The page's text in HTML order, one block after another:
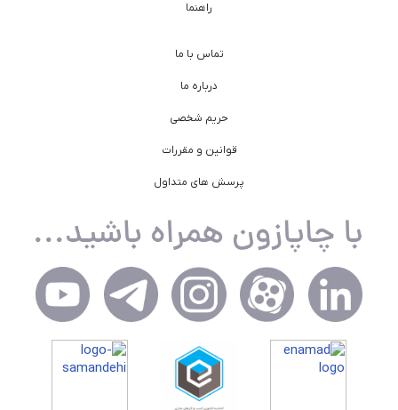
راهنما
تماس با ما
درباره ما
حریم شخصی
قوانین و مقررات
پرسش های متداول